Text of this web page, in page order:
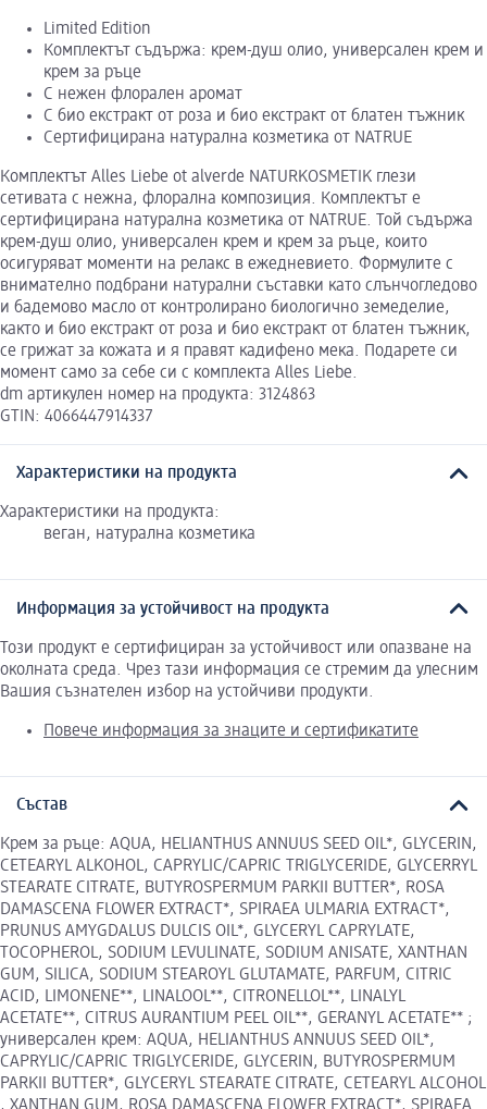
Limited Edition
Комплектът съдържа: крем-душ олио, универсален крем и
крем за ръце
С нежен флорален аромат
С био екстракт от роза и био екстракт от блатен тъжник
Сертифицирана натурална козметика от NATRUE
Комплектът Alles Liebe ot alverde NATURKOSMETIK глези
сетивата с нежна, флорална композиция. Комплектът е
сертифицирана натурална козметика от NATRUE. Той съдържа
крем-душ олио, универсален крем и крем за ръце, които
осигуряват моменти на релакс в ежедневието. Формулите с
внимателно подбрани натурални съставки като слънчогледово
и бадемово масло от контролирано биологично земеделие,
както и био екстракт от роза и био екстракт от блатен тъжник,
се грижат за кожата и я правят кадифено мека. Подарете си
момент само за себе си с комплекта Alles Liebe.
dm артикулен номер на продукта: 3124863
GTIN: 4066447914337
Характеристики на продукта
Характеристики на продукта:
веган, натурална козметика
Информация за устойчивост на продукта
Този продукт е сертифициран за устойчивост или опазване на
околната среда. Чрез тази информация се стремим да улесним
Вашия съзнателен избор на устойчиви продукти.
Повече информация за знаците и сертификатите
Състав
Крем за ръце: AQUA, HELIANTHUS ANNUUS SEED OIL*, GLYCERIN,
CETEARYL ALKOHOL, CAPRYLIC/CAPRIC TRIGLYCERIDE, GLYCERRYL
STEARATE CITRATE, BUTYROSPERMUM PARKII BUTTER*, ROSA
DAMASCENA FLOWER EXTRACT*, SPIRAEA ULMARIA EXTRACT*,
PRUNUS AMYGDALUS DULCIS OIL*, GLYCERYL CAPRYLATE,
TOCOPHEROL, SODIUM LEVULINATE, SODIUM ANISATE, XANTHAN
GUM, SILICA, SODIUM STEAROYL GLUTAMATE, PARFUM, CITRIC
ACID, LIMONENE**, LINALOOL**, CITRONELLOL**, LINALYL
ACETATE**, CITRUS AURANTIUM PEEL OIL**, GERANYL ACETATE** ;
универсален крем: AQUA, HELIANTHUS ANNUUS SEED OIL*,
CAPRYLIC/CAPRIC TRIGLYCERIDE, GLYCERIN, BUTYROSPERMUM
PARKII BUTTER*, GLYCERYL STEARATE CITRATE, CETEARYL ALCOHOL